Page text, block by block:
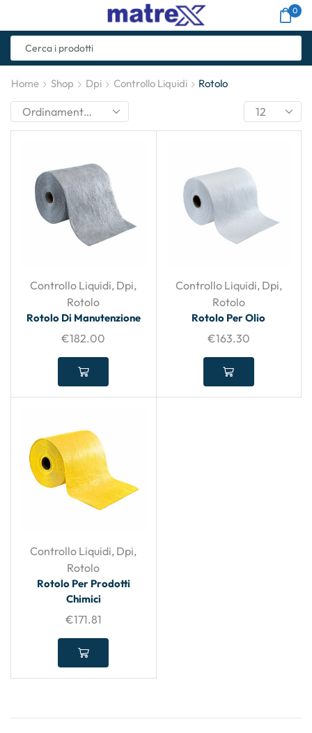
0
Home Shop Dpi Controllo Liquidi Rotolo
Controllo Liquidi, Dpi,
Rotolo
Rotolo Di Manutenzione
€182.00
Controllo Liquidi, Dpi,
Rotolo
Rotolo Per Olio
€163.30
Controllo Liquidi, Dpi,
Rotolo
Rotolo Per Prodotti
Chimici
€171.81